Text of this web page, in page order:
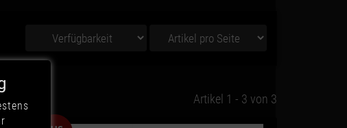
Artikel 1 - 3 von 3